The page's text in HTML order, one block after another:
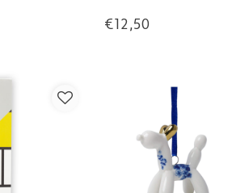
de maakt het ook een
€12,50